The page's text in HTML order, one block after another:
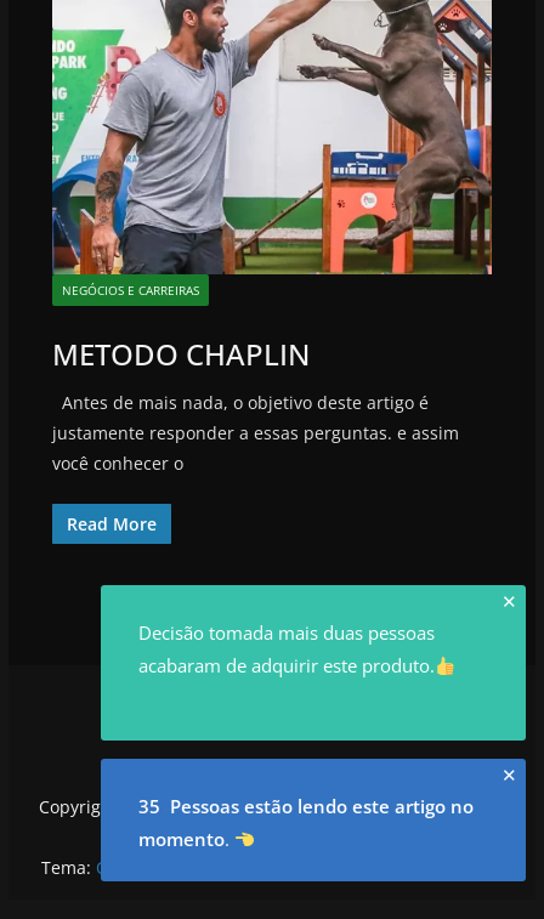
NEGÓCIOS E CARREIRAS
METODO CHAPLIN
Antes de mais nada, o objetivo deste artigo é
justamente responder a essas perguntas. e assim
você conhecer o
Read More
Copyright © 2026utilidadesrowan.com. Todos os direitos
reservados.
Tema: ColorMag
✕
Decisão tomada mais duas pessoas
acabaram de adquirir este produto.
✕
35 Pessoas estão lendo este artigo no
momento.